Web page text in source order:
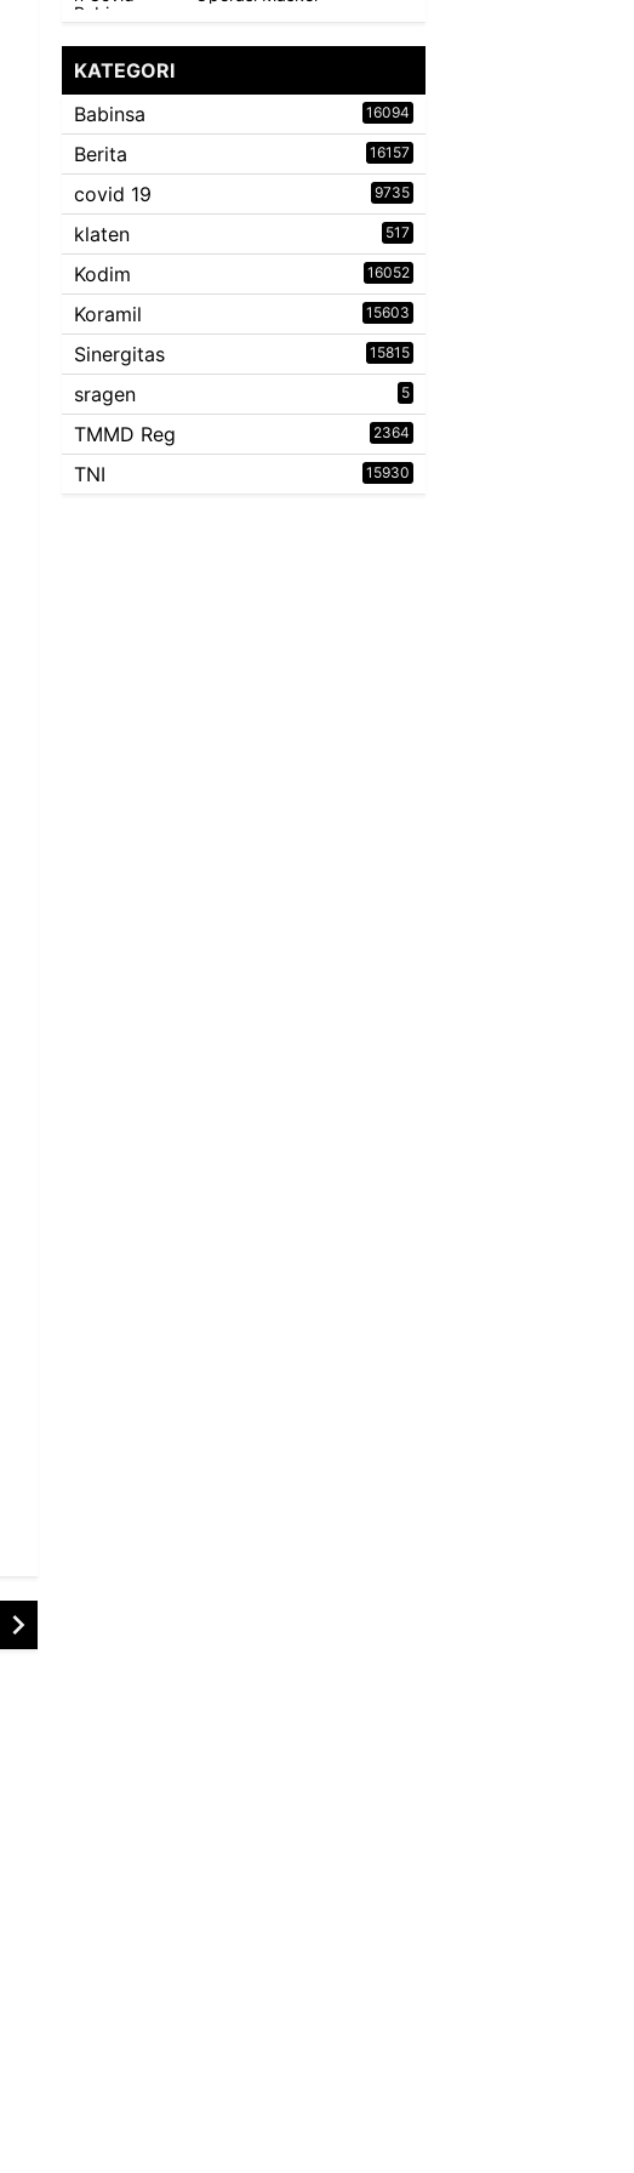
KATEGORI
Babinsa
16094
Berita 16157
covid 19 9735
klaten 517
Kodim 16052
Koramil 15603
Sinergitas 15815
sragen 5
TMMD Reg 2364
TNI 15930